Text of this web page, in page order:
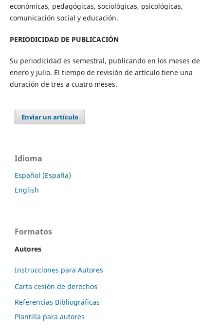
económicas, pedagógicas, sociológicas, psicológicas,
comunicación social y educación.
PERIODICIDAD DE PUBLICACIÓN
Su periodicidad es semestral, publicando en los meses de
enero y julio. El tiempo de revisión de artículo tiene una
duración de tres a cuatro meses.
Enviar un artículo
Idioma
Español (España)
English
Formatos
Autores
Instrucciones para Autores
Carta cesión de derechos
Referencias Bibliográficas
Plantilla para autores